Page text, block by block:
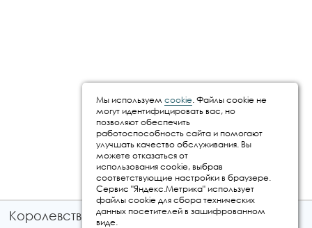
Королевство путешествий © 2026
Мы используем cookie. Файлы cookie не
могут идентифицировать вас, но
позволяют обеспечить
работоспособность сайта и помогают
улучшать качество обслуживания. Вы
можете отказаться от
использования cookie, выбрав
соответствующие настройки в браузере.
Сервис "Яндекс.Метрика" использует
файлы cookie для сбора технических
данных посетителей в зашифрованном
виде.